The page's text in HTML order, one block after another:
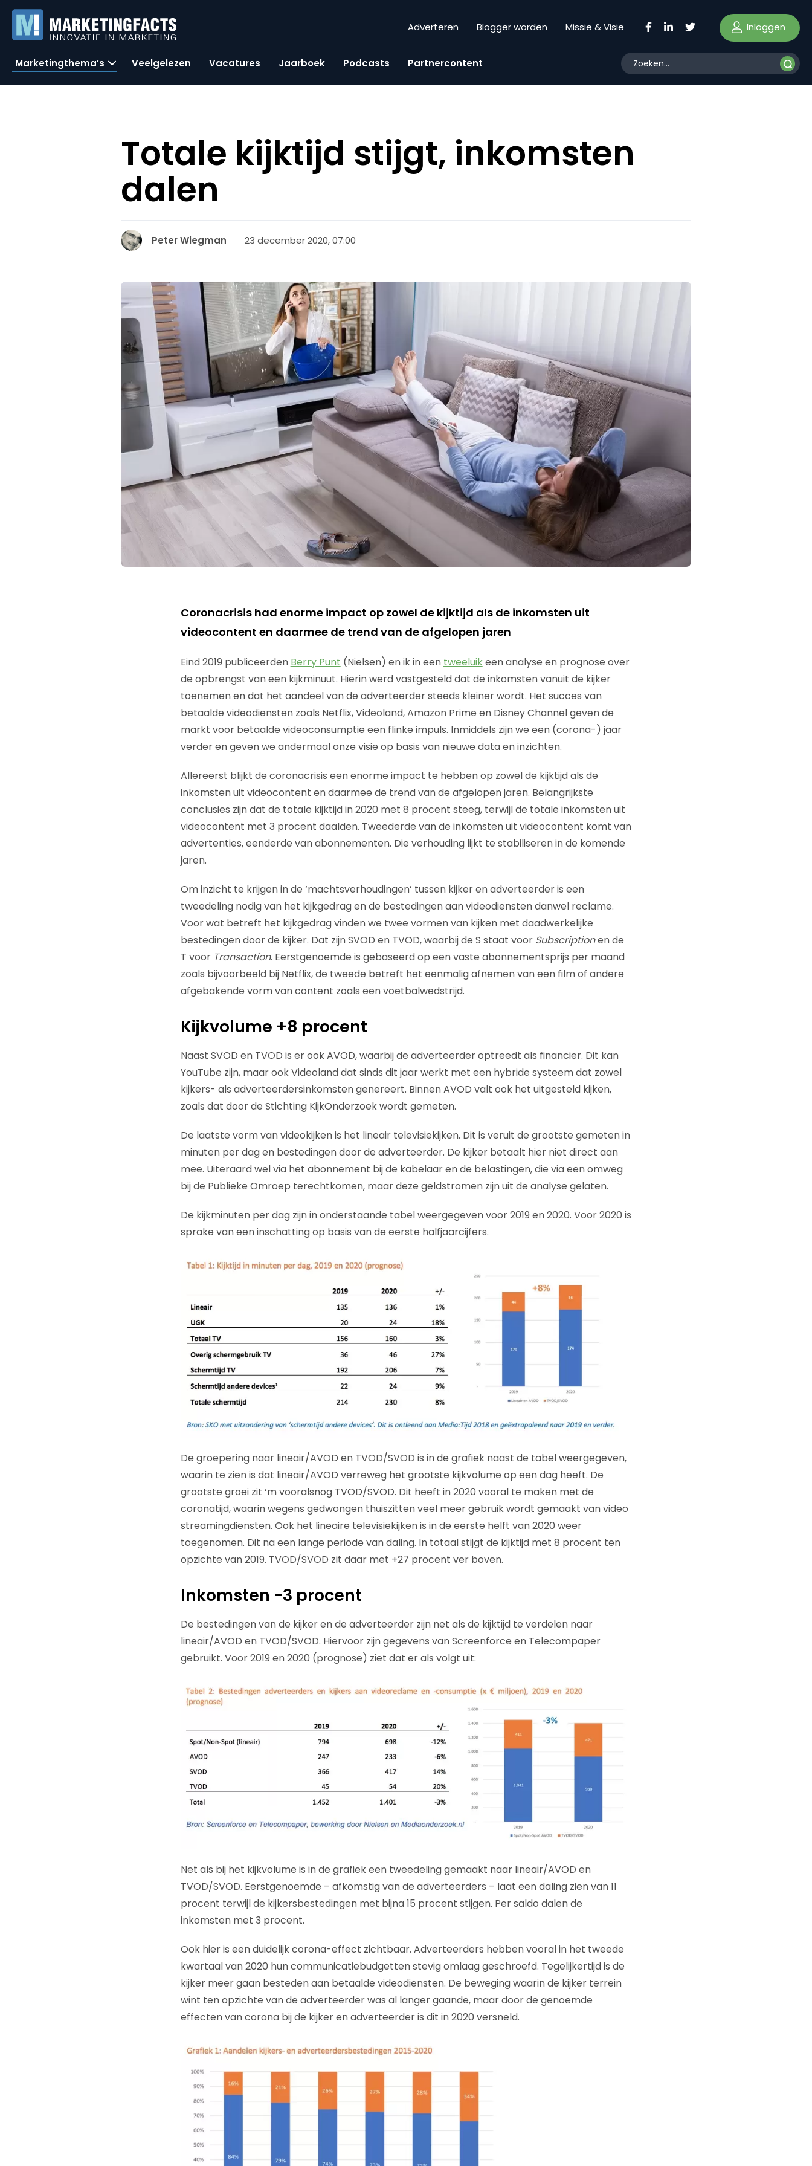
Adverteren Blogger worden Missie & Visie Inloggen
Marketingthema’s Veelgelezen Vacatures Jaarboek Podcasts Partnercontent
Totale kijktijd stijgt, inkomsten
dalen
Peter Wiegman 23 december 2020, 07:00
Coronacrisis had enorme impact op zowel de kijktijd als de inkomsten uit
videocontent en daarmee de trend van de afgelopen jaren
Eind 2019 publiceerden Berry Punt (Nielsen) en ik in een tweeluikeen analyse en prognose over
de opbrengst van een kijkminuut. Hierin werd vastgesteld dat de inkomsten vanuit de kijker
toenemen en dat het aandeel van de adverteerder steeds kleiner wordt. Het succes van
betaalde videodiensten zoals Netflix, Videoland, Amazon Prime en Disney Channel geven de
markt voor betaalde videoconsumptie een flinke impuls. Inmiddels zijn we een (corona-) jaar
verder en geven we andermaal onze visie op basis van nieuwe data en inzichten.
Allereerst blijkt de coronacrisis een enorme impact te hebben op zowel de kijktijd als de
inkomsten uit videocontent en daarmee de trend van de afgelopen jaren. Belangrijkste
conclusies zijn dat de totale kijktijd in 2020 met 8 procent steeg, terwijl de totale inkomsten uit
videocontent met 3 procent daalden. Tweederde van de inkomsten uit videocontent komt van
advertenties, eenderde van abonnementen. Die verhouding lijkt te stabiliseren in de komende
jaren.
Om inzicht te krijgen in de ‘machtsverhoudingen’ tussen kijker en adverteerder is een
tweedeling nodig van het kijkgedrag en de bestedingen aan videodiensten danwel reclame.
Voor wat betreft het kijkgedrag vinden we twee vormen van kijken met daadwerkelijke
bestedingen door de kijker. Dat zijn SVOD en TVOD, waarbij de S staat voor Subscriptionen de
T voor Transaction. Eerstgenoemde is gebaseerd op een vaste abonnementsprijs per maand
zoals bijvoorbeeld bij Netflix, de tweede betreft het eenmalig afnemen van een film of andere
afgebakende vorm van content zoals een voetbalwedstrijd.
Kijkvolume +8 procent
Naast SVOD en TVOD is er ook AVOD, waarbij de adverteerder optreedt als financier. Dit kan
YouTube zijn, maar ook Videoland dat sinds dit jaar werkt met een hybride systeem dat zowel
kijkers- als adverteerdersinkomsten genereert. Binnen AVOD valt ook het uitgesteld kijken,
zoals dat door de Stichting KijkOnderzoek wordt gemeten.
De laatste vorm van videokijken is het lineair televisiekijken. Dit is veruit de grootste gemeten in
minuten per dag en bestedingen door de adverteerder. De kijker betaalt hier niet direct aan
mee. Uiteraard wel via het abonnement bij de kabelaar en de belastingen, die via een omweg
bij de Publieke Omroep terechtkomen, maar deze geldstromen zijn uit de analyse gelaten.
De kijkminuten per dag zijn in onderstaande tabel weergegeven voor 2019 en 2020. Voor 2020 is
sprake van een inschatting op basis van de eerste halfjaarcijfers.
De groepering naar lineair/AVOD en TVOD/SVOD is in de grafiek naast de tabel weergegeven,
waarin te zien is dat lineair/AVOD verreweg het grootste kijkvolume op een dag heeft. De
grootste groei zit ‘m vooralsnog TVOD/SVOD. Dit heeft in 2020 vooral te maken met de
coronatijd, waarin wegens gedwongen thuiszitten veel meer gebruik wordt gemaakt van video
streamingdiensten. Ook het lineaire televisiekijken is in de eerste helft van 2020 weer
toegenomen. Dit na een lange periode van daling. In totaal stijgt de kijktijd met 8 procent ten
opzichte van 2019. TVOD/SVOD zit daar met +27 procent ver boven.
Inkomsten -3 procent
De bestedingen van de kijker en de adverteerder zijn net als de kijktijd te verdelen naar
lineair/AVOD en TVOD/SVOD. Hiervoor zijn gegevens van Screenforce en Telecompaper
gebruikt. Voor 2019 en 2020 (prognose) ziet dat er als volgt uit:
Net als bij het kijkvolume is in de grafiek een tweedeling gemaakt naar lineair/AVOD en
TVOD/SVOD. Eerstgenoemde – afkomstig van de adverteerders – laat een daling zien van 11
procent terwijl de kijkersbestedingen met bijna 15 procent stijgen. Per saldo dalen de
inkomsten met 3 procent.
Ook hier is een duidelijk corona-effect zichtbaar. Adverteerders hebben vooral in het tweede
kwartaal van 2020 hun communicatiebudgetten stevig omlaag geschroefd. Tegelijkertijd is de
kijker meer gaan besteden aan betaalde videodiensten. De beweging waarin de kijker terrein
wint ten opzichte van de adverteerder was al langer gaande, maar door de genoemde
effecten van corona bij de kijker en adverteerder is dit in 2020 versneld.